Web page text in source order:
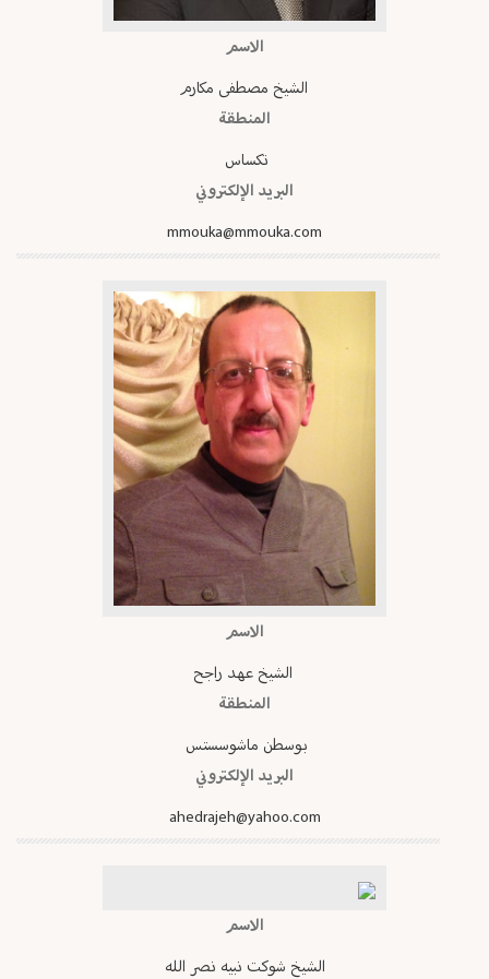
الاسم
الشيخ مصطفى مكارم
المنطقة
تكساس
البريد الإلكتروني
mmouka@mmouka.com
الاسم
الشيخ عهد راجح
المنطقة
بوسطن ماشوسستس
البريد الإلكتروني
ahedrajeh@yahoo.com
الاسم
الشيخ شوكت نبيه نصر الله